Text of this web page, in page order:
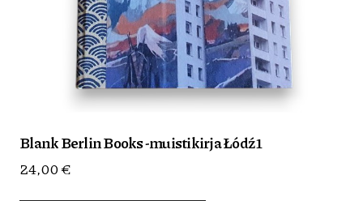
Blank Berlin Books -muistikirja Łódź 1
24,00€